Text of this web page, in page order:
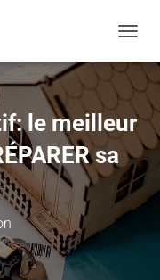
le meilleur
sa